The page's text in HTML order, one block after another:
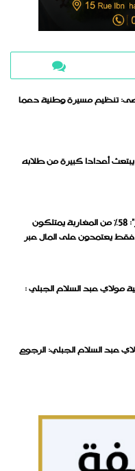
تنظيم مسيرة وطنية دعما
أعدادا كبيرة من طلابه
دراسة لـ“أفروبارومتر”: 58٪ من المغاربة يمتلكون
بنكية و12٪ فقط يعتمدون على المال عبر
مولاي عبد السلام الجبلي :
عبد السلام الجبلي: الرجوع